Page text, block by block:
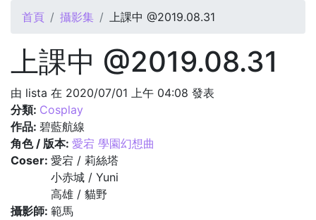
您在這裡
首頁 攝影集 上課中 @2019.08.31
上課中 @2019.08.31
由 lista 在 2020/07/01 上午 04:08 發表
分類: Cosplay
作品: 碧藍航線
角色 / 版本: 愛宕 學園幻想曲
Coser: 愛宕 / 莉絲塔
小赤城 / Yuni
高雄 / 貓野
攝影師: 範馬